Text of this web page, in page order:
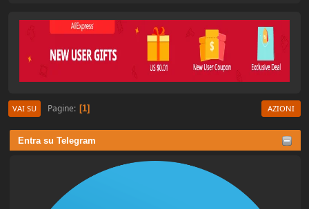
Entra su Telegram
VAI SU Pagine 1 AZIONI